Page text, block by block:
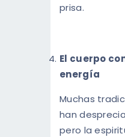
prisa.
El cuerpo
energía
Muchas
han
pero la